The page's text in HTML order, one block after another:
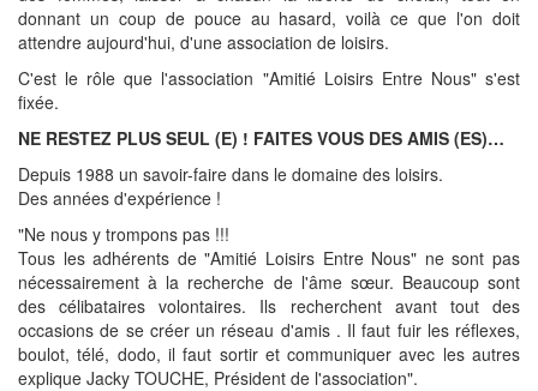
donnant un coup de pouce au hasard, voilà ce que l'on doit
attendre aujourd'hui, d'une association de loisirs.
C'est le rôle que l'association "Amitié Loisirs Entre Nous" s'est
fixée.
NE RESTEZ PLUS SEUL (E) ! FAITES VOUS DES AMIS (ES)…
Depuis 1988 un savoir-faire dans le domaine des loisirs.
Des années d'expérience !
"Ne nous y trompons pas !!!
Tous les adhérents de "Amitié Loisirs Entre Nous" ne sont pas
nécessairement à la recherche de l'âme sœur. Beaucoup sont
des célibataires volontaires. Ils recherchent avant tout des
occasions de se créer un réseau d'amis . Il faut fuir les réflexes,
boulot, télé, dodo, il faut sortir et communiquer avec les autres
explique Jacky TOUCHE, Président de l'association".